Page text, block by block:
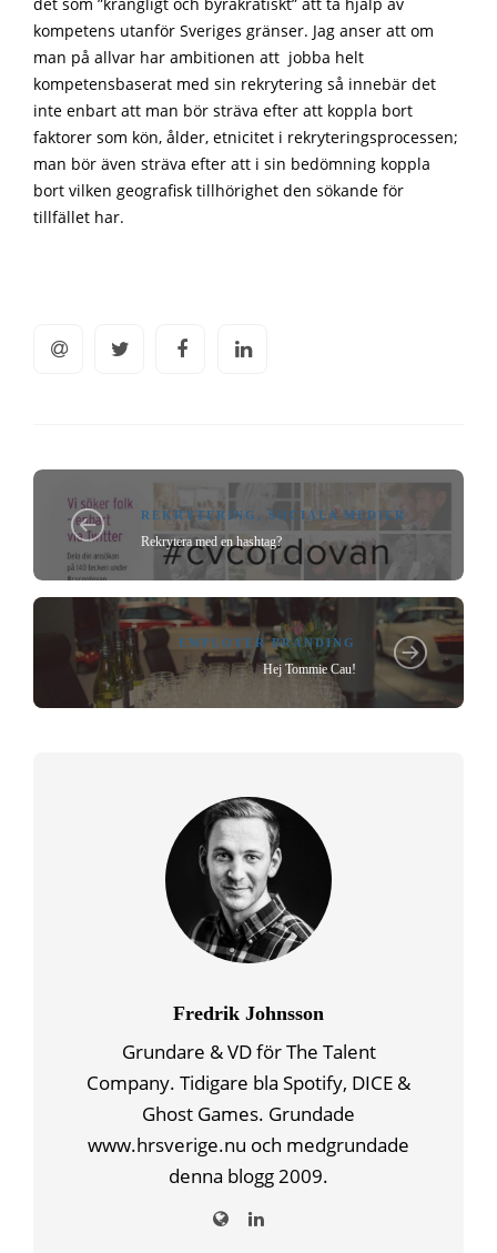
det som ”krångligt och byråkratiskt” att ta hjälp av
kompetens utanför Sveriges gränser. Jag anser att om
man på allvar har ambitionen att jobba helt
kompetensbaserat med sin rekrytering så innebär det
inte enbart att man bör sträva efter att koppla bort
faktorer som kön, ålder, etnicitet i rekryteringsprocessen;
man bör även sträva efter att i sin bedömning koppla
bort vilken geografisk tillhörighet den sökande för
tillfället har.
REKRYTERING , SOCIALA MEDIER
Rekrytera med en hashtag?
EMPLOYER BRANDING
Hej Tommie Cau!
Fredrik Johnsson
Grundare & VD för The Talent
Company. Tidigare bla Spotify, DICE &
Ghost Games. Grundade
www.hrsverige.nu och medgrundade
denna blogg 2009.